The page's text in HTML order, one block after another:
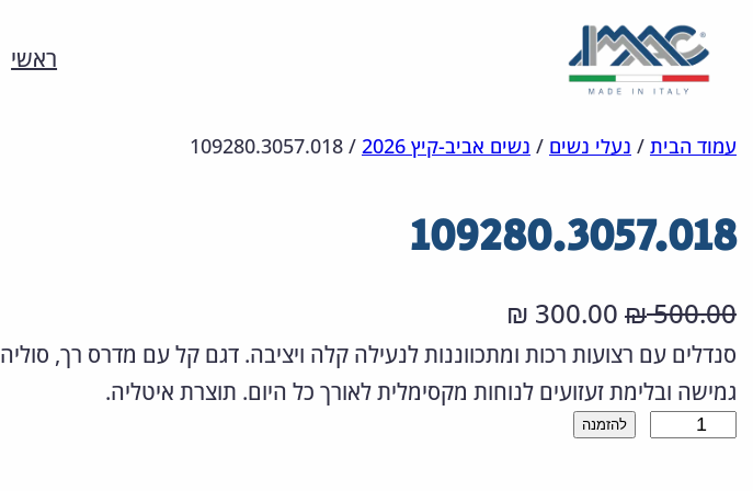
לדלג
הצהרת
מפת
ראשי
עמוד הבית / נעלי נשים / נשים אביב-קיץ 2026 /
109280.3057.018
109280.3057.018
500.00
₪ ה
מ
ח
י
300.00
₪
מ
ח
סנדלים עם רצועות רכות ומתכווננות לנעילה קלה ויציבה. דגם קל עם מדרס רך, סוליה
גמישה ובלימת זעזועים לנוחות מקסימלית לאורך כל היום. תוצרת איטליה.
להזמנה